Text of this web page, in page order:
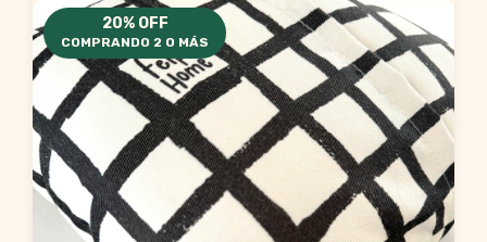
20% OFF
COMPRANDO 2 O MÁS